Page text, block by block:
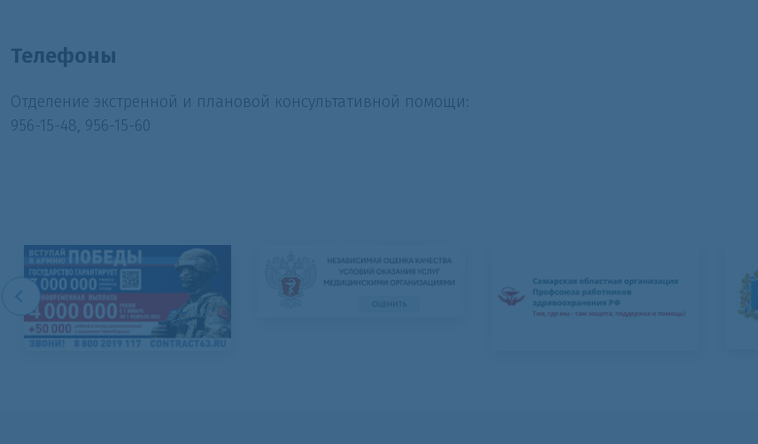
Телефоны
Отделение экстренной и плановой консультативной помощи:
956-15-48, 956-15-60